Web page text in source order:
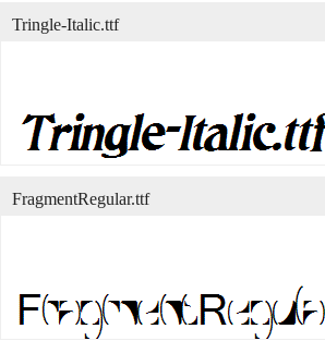
Tringle-Italic.ttf
FragmentRegular.ttf